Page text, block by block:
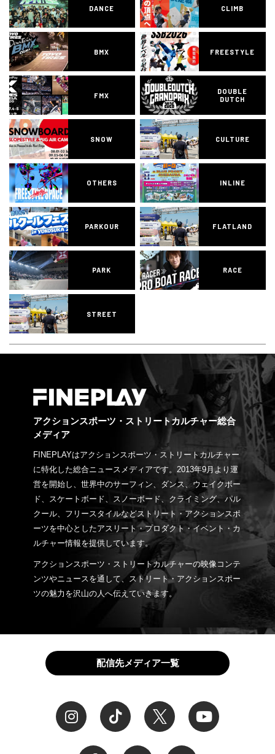
DANCE CLIMB
BMX FREESTYLE
FMX
DOUBLE
DUTCH
SNOW CULTURE
OTHERS INLINE
PARKOUR FLATLAND
PARK RACE
STREET
アクションスポーツ・ストリートカルチャー総合
メディア
FINEPLAYはアクションスポーツ・ストリートカルチャー
に特化した総合ニュースメディアです。2013年9月より運
営を開始し、世界中のサーフィン、ダンス、ウェイクボー
ド、スケートボード、スノーボード、クライミング、パル
クール、フリースタイルなどストリート・アクションスポ
ーツを中心としたアスリート・プロダクト・イベント・カ
ルチャー情報を提供しています。
アクションスポーツ・ストリートカルチャーの映像コンテ
ンツやニュースを通して、ストリート・アクションスポー
ツの魅力を沢山の人へ伝えていきます。
配信先メディア一覧